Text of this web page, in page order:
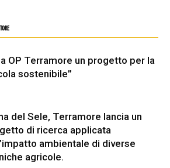
OP Terramore un progetto per la
sostenibile”
del Sele, Terramore lancia un
di ricerca applicata
ambientale di diverse
agricole.